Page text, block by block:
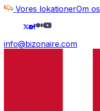
Vores lokationerOm os
info@bizonaire.com